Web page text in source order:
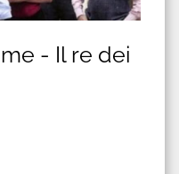
- Il re dei